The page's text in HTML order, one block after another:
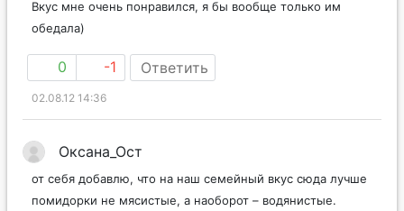
Вкус мне очень понравился, я бы вообще только им
обедала)
0 -1 Ответить
02.08.12 14:36
Оксана_Ост
от себя добавлю, что на наш семейный вкус сюда лучше
помидорки не мясистые, а наоборот – водянистые.